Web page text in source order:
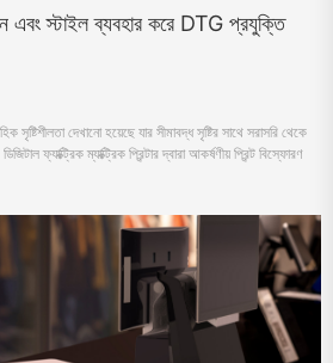
এবং স্টাইল ব্যবহার করে DTG প্রযুক্তি
সৃষ্টিশীলতা দেখানো হয়েছে যার সীমাবদ্ধ সৃষ্টির সাথে সরাসরি থেকে
ম্যাক্ট্রিক প্রিন্টার দ্বারা আকর্ষণীয় প্রিন্ট বিস্ফোরণ